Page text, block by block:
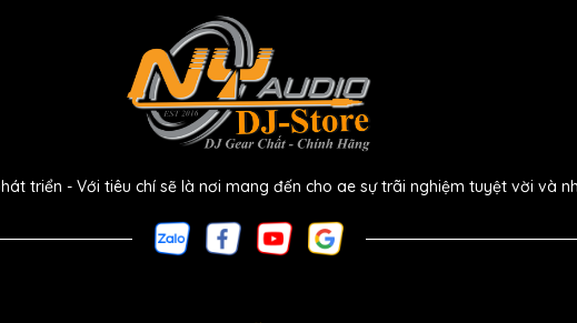
triển - Với tiêu chí sẽ là nơi mang đến cho ae sự trãi nghiệm tuyệt vời và